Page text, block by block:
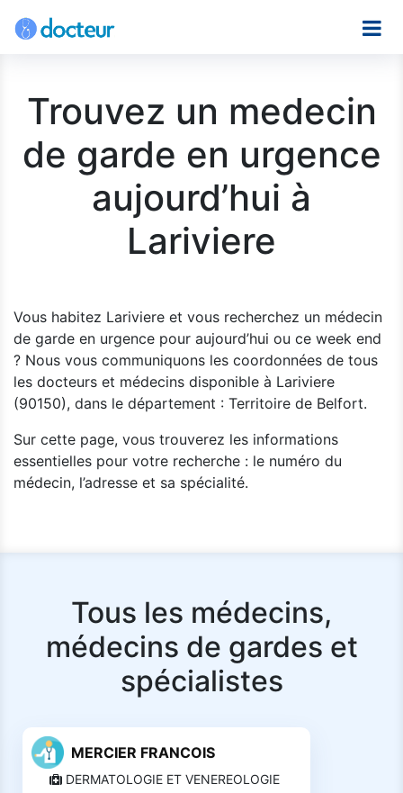
Trouvez un medecin
de garde en urgence
aujourd’hui à
Lariviere
Vous habitez Lariviere et vous recherchez un médecin
de garde en urgence pour aujourd’hui ou ce week end
? Nous vous communiquons les coordonnées de tous
les docteurs et médecins disponible à Lariviere
(90150), dans le département : Territoire de Belfort.
Sur cette page, vous trouverez les informations
essentielles pour votre recherche : le numéro du
médecin, l’adresse et sa spécialité.
Tous les médecins,
médecins de gardes et
spécialistes
MERCIER FRANCOIS
DERMATOLOGIE ET VENEREOLOGIE